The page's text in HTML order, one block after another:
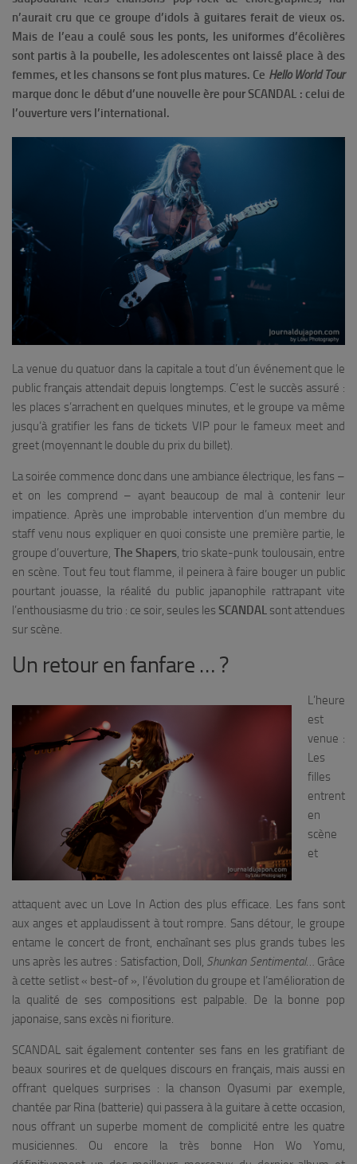
n’aurait cru que ce groupe d’idols à guitares ferait de vieux os.
Mais de l’eau a coulé sous les ponts, les uniformes d’écolières
sont partis à la poubelle, les adolescentes ont laissé place à des
femmes, et les chansons se font plus matures. Ce Hello World Tour
marque donc le début d’une nouvelle ère pour SCANDAL : celui de
l’ouverture vers l’international.
La venue du quatuor dans la capitale a tout d’un événement que le
public français attendait depuis longtemps. C’est le succès assuré :
les places s’arrachent en quelques minutes, et le groupe va même
jusqu’à gratifier les fans de tickets VIP pour le fameux meet and
greet (moyennant le double du prix du billet).
La soirée commence donc dans une ambiance électrique, les fans –
et on les comprend – ayant beaucoup de mal à contenir leur
impatience. Après une improbable intervention d’un membre du
staff venu nous expliquer en quoi consiste une première partie, le
groupe d’ouverture, The Shapers, trio skate-punk toulousain, entre
en scène. Tout feu tout flamme, il peinera à faire bouger un public
pourtant jouasse, la réalité du public japanophile rattrapant vite
l’enthousiasme du trio : ce soir, seules les SCANDAL sont attendues
sur scène.
Un retour en fanfare … ?
L’heure
est
venue :
Les
filles
entrent
en
scène
et
attaquent avec un Love In Action des plus efficace. Les fans sont
aux anges et applaudissent à tout rompre. Sans détour, le groupe
entame le concert de front, enchaînant ses plus grands tubes les
uns après les autres : Satisfaction, Doll, Shunkan Sentimental… Grâce
à cette setlist « best-of », l’évolution du groupe et l’amélioration de
la qualité de ses compositions est palpable. De la bonne pop
japonaise, sans excès ni fioriture.
SCANDAL sait également contenter ses fans en les gratifiant de
beaux sourires et de quelques discours en français, mais aussi en
offrant quelques surprises : la chanson Oyasumi par exemple,
chantée par Rina (batterie) qui passera à la guitare à cette occasion,
nous offrant un superbe moment de complicité entre les quatre
musiciennes. Ou encore la très bonne Hon Wo Yomu,